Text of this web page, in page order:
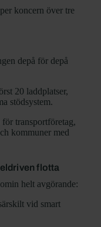
koncern över tre
depå för depå
20 laddplatser,
stödsystem.
transportföretag,
kommuner med
flotta
helt avgörande:
vid smart